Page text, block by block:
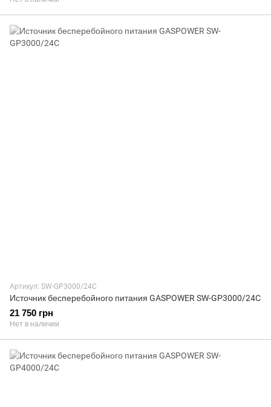
Артикул: SW-GP3000/24C
Источник бесперебойного питания GASPOWER SW-GP3000/24C
21 750 грн
Нет в наличии